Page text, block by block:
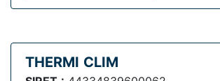
THERMI CLIM